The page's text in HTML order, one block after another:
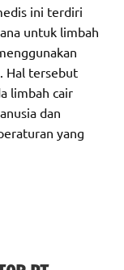
ini terdiri
untuk limbah
Hal tersebut
limbah cair
dan
yang